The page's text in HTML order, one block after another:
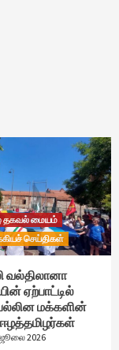
தகவல் மையம்
செய்திகள்
வல்திலானா
ஏற்பாட்டில்
மக்களின்
ஈழத்தமிழர்கள்
2026